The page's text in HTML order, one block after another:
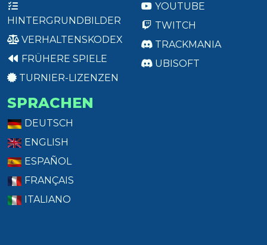
HINTERGRUNDBILDER
VERHALTENSKODEX
FRÜHERE SPIELE
TURNIER-LIZENZEN
YOUTUBE
TWITCH
TRACKMANIA
UBISOFT
SPRACHEN
DEUTSCH
ENGLISH
ESPAÑOL
FRANÇAIS
ITALIANO